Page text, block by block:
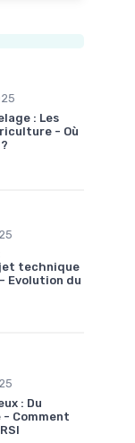
: Les
- Où
technique
Evolution du
: Du
- Comment